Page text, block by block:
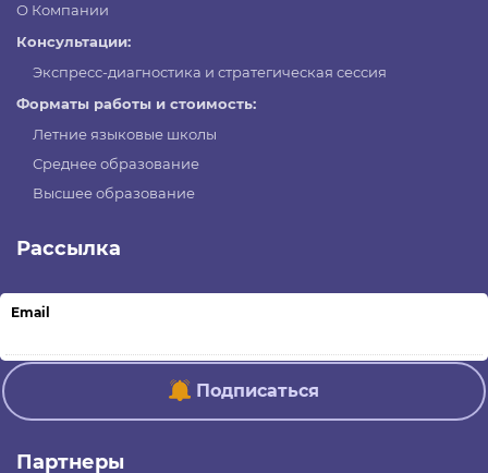
О Компании
Консультации:
Экспресс-диагностика и стратегическая сессия
Форматы работы и стоимость:
Летние языковые школы
Среднее образование
Высшее образование
Рассылка
Email
Подписаться
Партнеры